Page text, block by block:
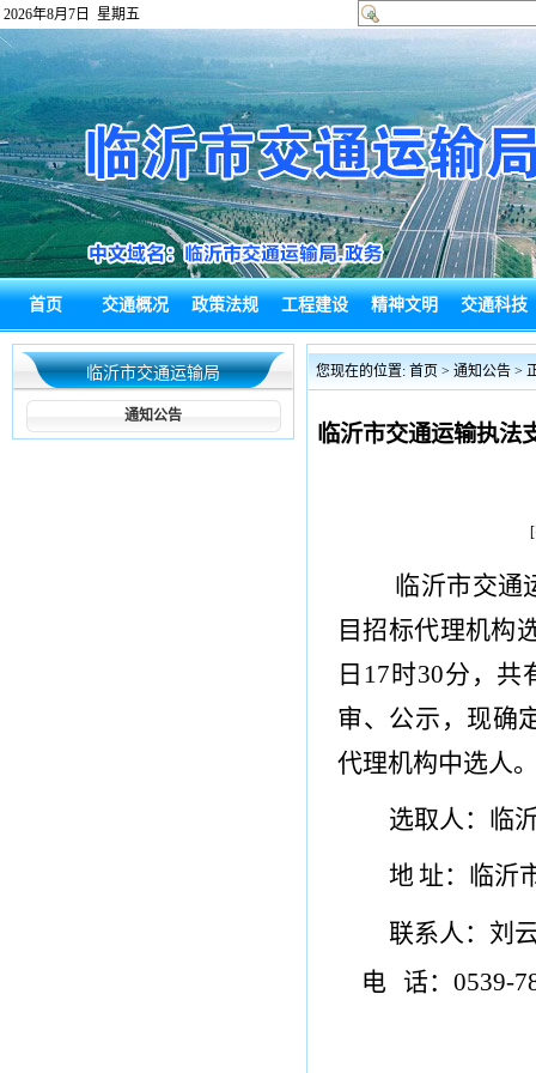
2026年8月7日 星期五
首页 交通概况 政策法规 工程建设 精神文明 交通科技
政府信息公
临沂市交通运输局
通知公告
您现在的位置: 首页 > 通知公告 >
临沂市交通运输执法
临沂市交通
目招标代理机构
日 17 时30分 ，共
审、公示 ， 现确
代理机构中选人
选取人：临
地址：临沂
联系人： 刘
电
话： 0539-